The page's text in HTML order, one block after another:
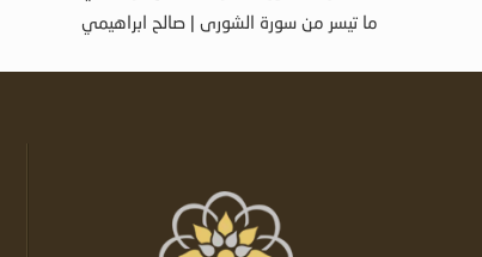
ما تيسر من سورة الشورى | صالح ابراهيمي